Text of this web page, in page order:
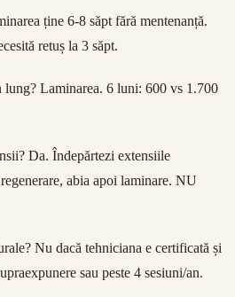
ține 6-8 săpt fără mentenanță.
retuș la 3 săpt.
lung? Laminarea. 6 luni: 600 vs 1.700
Da. Îndepărtezi extensiile
abia apoi laminare. NU
Nu dacă tehniciana e certificată și
sau peste 4 sesiuni/an.